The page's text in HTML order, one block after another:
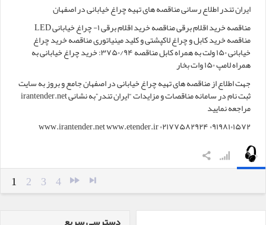
ایران تندر اطلاع رسانی مناقصه های تهیه چراغ خیابانی در اصفهان
مناقصه خرید اقلام برقی مناقصه خرید اقلام برقی ۱- چراغ خیابانی LED
مناقصه خرید کابل و چراغ لاکپشتی و کلید مینیاتوری مناقصه خرید چراغ
خیابانی ۱۵۰ ولت به همراه کابل مناقصه ۳۷۵۰/۹۴: خرید چراغ خیابانی به
همراه لامپ ۱۵۰ وات بخار
جهت اطلاع از مناقصه های تهیه چراغ خیابانی در اصفهان جامع و بروز به سایت
ثبت نام در سامانه مناقصات و مزایدات “ایران تندر”به نشانی irantender.net
مراجعه نمایید
www.irantender.net www.etender.ir ۰۲۱۷۷۵۸۲۹۲۴ ۰۹۱۹۸۱۰۱۵۷۲
1 2 3 4